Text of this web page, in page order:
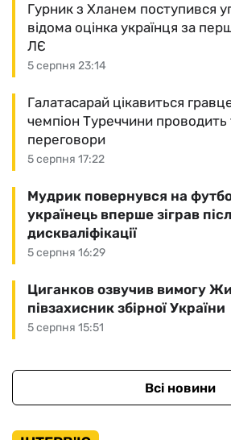
5 серпня 23:14
Гурник з Хланем поступився
відома оцінка українця за
ЛЄ
5 серпня 17:22
Галатасарай цікавиться
чемпіон Туреччини проводить
переговори
5 серпня 16:29
Мудрик повернувся на
українець вперше зіграв
дискваліфікації
5 серпня 15:51
Циганков озвучив вимогу
півзахисник збірної України
Всі новини